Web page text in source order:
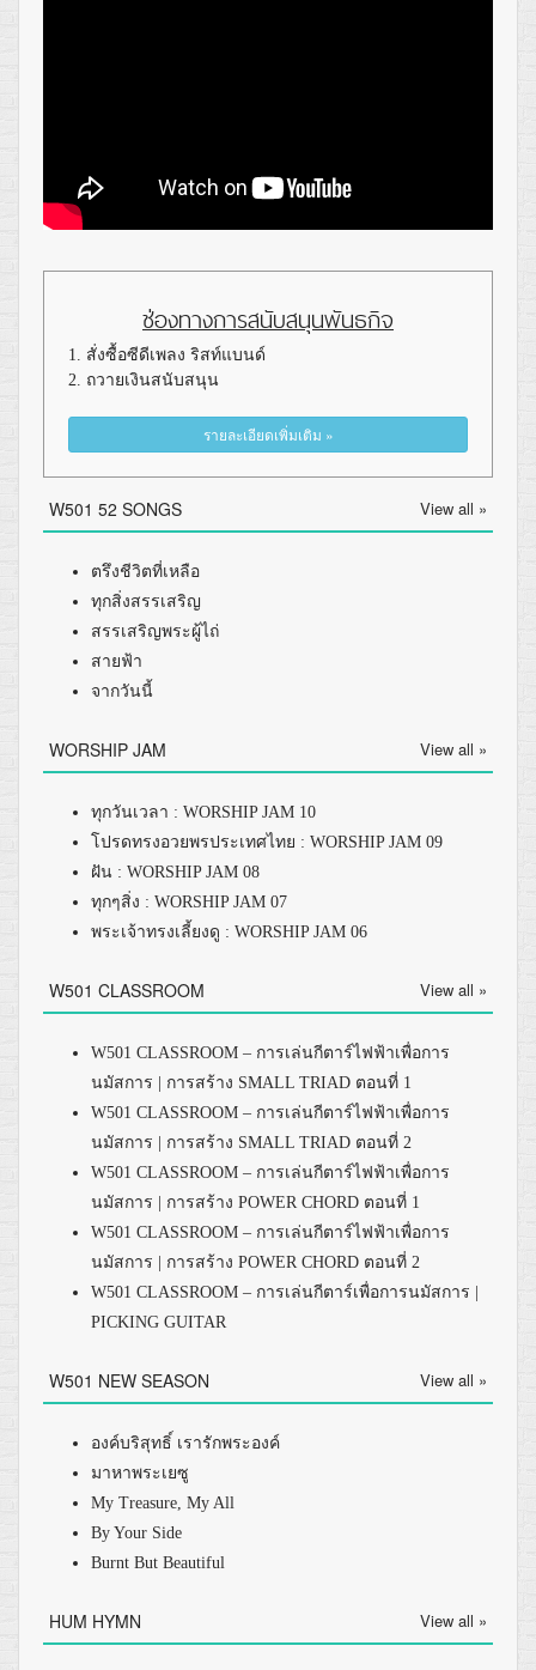
ช่องทางการสนับสนุนพันธกิจ
1. สั่งซื้อซีดีเพลง ริสท์แบนด์
2. ถวายเงินสนับสนุน
รายละเอียดเพิ่มเติม »
W501 52 SONGS View all »
ตรึงชีวิตที่เหลือ
ทุกสิ่งสรรเสริญ
สรรเสริญพระผู้ไถ่
สายฟ้า
จากวันนี้
WORSHIP JAM View all »
ทุกวันเวลา : WORSHIP JAM 10
โปรดทรงอวยพรประเทศไทย : WORSHIP JAM 09
ฝัน : WORSHIP JAM 08
ทุกๆสิ่ง : WORSHIP JAM 07
พระเจ้าทรงเลี้ยงดู : WORSHIP JAM 06
W501 CLASSROOM View all »
W501 CLASSROOM – การเล่นกีตาร์ไฟฟ้าเพื่อการ
นมัสการ | การสร้าง SMALL TRIAD ตอนที่ 1
W501 CLASSROOM – การเล่นกีตาร์ไฟฟ้าเพื่อการ
นมัสการ | การสร้าง SMALL TRIAD ตอนที่ 2
W501 CLASSROOM – การเล่นกีตาร์ไฟฟ้าเพื่อการ
นมัสการ | การสร้าง POWER CHORD ตอนที่ 1
W501 CLASSROOM – การเล่นกีตาร์ไฟฟ้าเพื่อการ
นมัสการ | การสร้าง POWER CHORD ตอนที่ 2
W501 CLASSROOM – การเล่นกีตาร์เพื่อการนมัสการ |
PICKING GUITAR
W501 NEW SEASON View all »
องค์บริสุทธิ์ เรารักพระองค์
มาหาพระเยซู
My Treasure, My All
By Your Side
Burnt But Beautiful
HUM HYMN View all »